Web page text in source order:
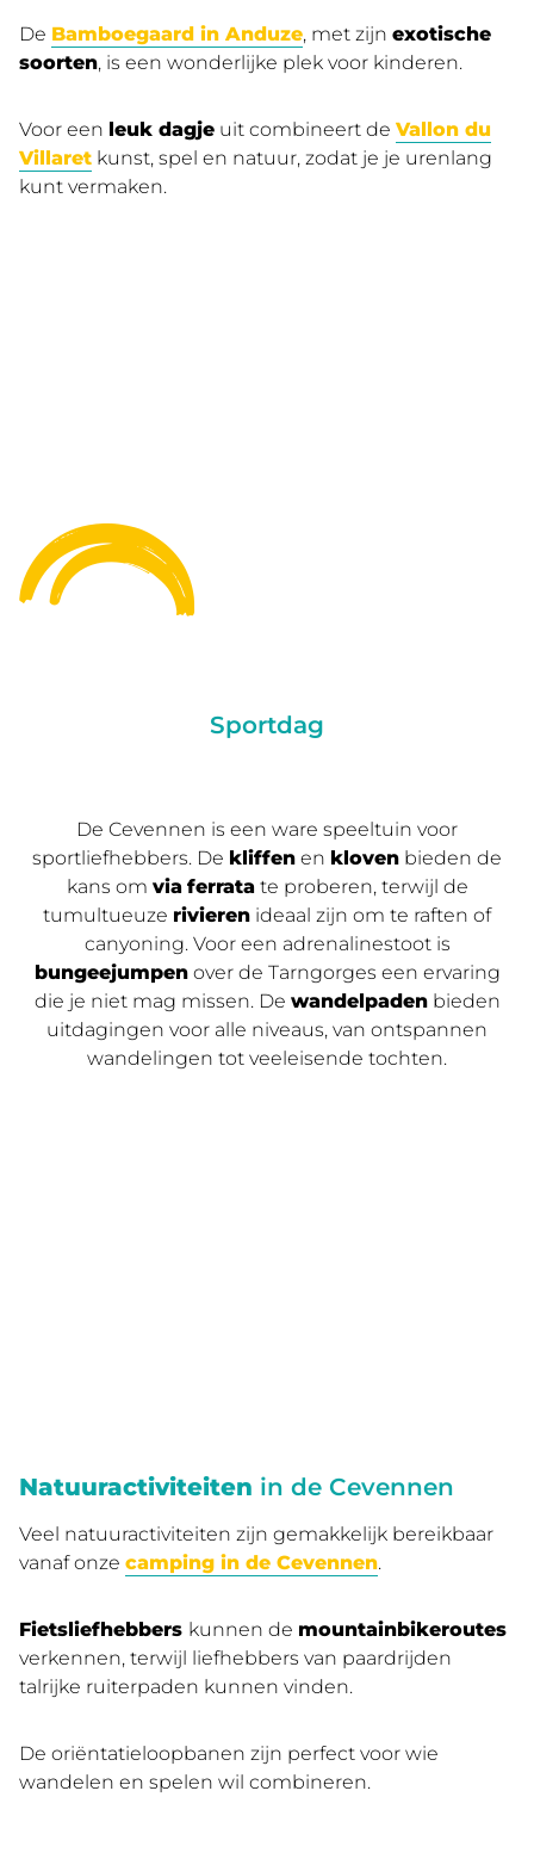
De Bamboegaard in Anduze, met zijn exotische
soorten, is een wonderlijke plek voor kinderen.
Voor een leuk dagje uit combineert de Vallon du
Villaret kunst, spel en natuur, zodat je je urenlang
kunt vermaken.
Sportdag
De Cevennen is een ware speeltuin voor
sportliefhebbers. De kliffen en kloven bieden de
kans om via ferratate proberen, terwijl de
tumultueuze rivieren ideaal zijn om te raften of
canyoning. Voor een adrenalinestoot is
bungeejumpenover de Tarngorges een ervaring
die je niet mag missen. De wandelpadenbieden
uitdagingen voor alle niveaus, van ontspannen
wandelingen tot veeleisende tochten.
Natuuractiviteiten in de Cevennen
Veel natuuractiviteiten zijn gemakkelijk bereikbaar
vanaf onze camping in de Cevennen.
Fietsliefhebbers kunnen de mountainbikeroutes
verkennen, terwijl liefhebbers van paardrijden
talrijke ruiterpaden kunnen vinden.
De oriëntatieloopbanen zijn perfect voor wie
wandelen en spelen wil combineren.